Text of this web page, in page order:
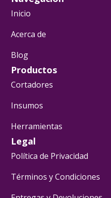
Inicio
Acerca de
Blog
Productos
Cortadores
Insumos
Herramientas
Legal
Política de Privacidad
Términos y Condiciones